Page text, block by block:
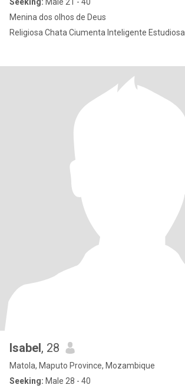
Menina dos olhos de Deus
Religiosa Chata Ciumenta Inteligente Estudiosa
Isabel, 28
Matola, Maputo Province, Mozambique
Seeking: Male 28 - 40